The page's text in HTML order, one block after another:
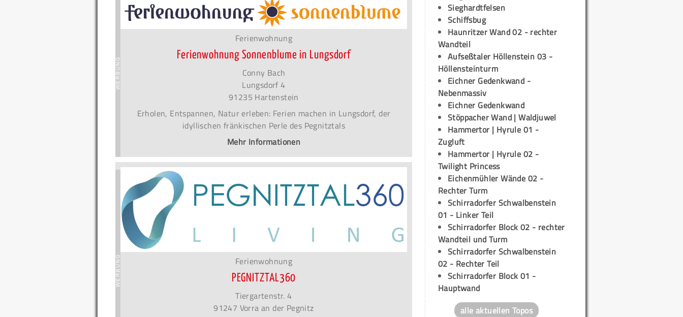
Ferienwohnung
Ferienwohnung Sonnenblume in Lungsdorf
Conny Bach
Lungsdorf 4
91235 Hartenstein
Erholen, Entspannen, Natur erleben: Ferien machen in Lungsdorf, der
idyllischen fränkischen Perle des Pegnitztals
Mehr Informationen
Ferienwohnung
PEGNITZTAL360
Tiergartenstr. 4
91247 Vorra an der Pegnitz
Sieghardtfelsen
Schiffsbug
Haunritzer Wand 02 - rechter
Wandteil
Aufseßtaler Höllenstein 03 -
Höllensteinturm
Eichner Gedenkwand -
Nebenmassiv
Eichner Gedenkwand
Stöppacher Wand | Waldjuwel
Hammertor | Hyrule 01 -
Zugluft
Hammertor | Hyrule 02 -
Twilight Princess
Eichenmühler Wände 02 -
Rechter Turm
Schirradorfer Schwalbenstein
01 - Linker Teil
Schirradorfer Block 02 - rechter
Wandteil und Turm
Schirradorfer Schwalbenstein
02 - Rechter Teil
Schirradorfer Block 01 -
Hauptwand
alle aktuellen Topos